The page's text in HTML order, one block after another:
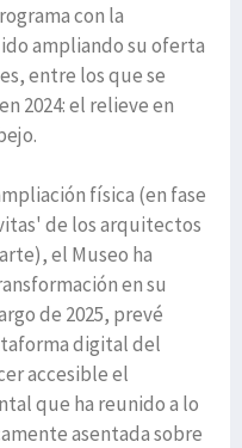
con la
ampliando su oferta
entre los que se
2024: el relieve en
física (en fase
de los arquitectos
el Museo ha
en su
de 2025, prevé
digital del
accesible el
que ha reunido a lo
asentada sobre